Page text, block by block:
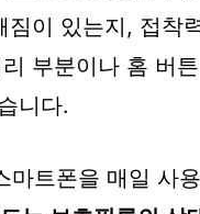
짐이 있는지, 접착
부분이나 홈 버
니다.
마트폰을 매일 사